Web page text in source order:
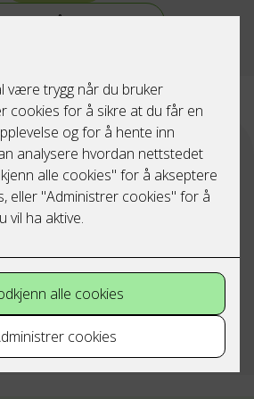
om våre tjenester
å få svar på din henvendelse?
alternativ.
Neste steg